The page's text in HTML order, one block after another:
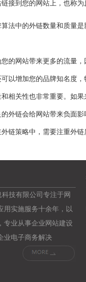
接到您的网站上，也称
法中的外链数量和质量
的网站带来更多的流量
以增加您的品牌知名度
相关性也非常重要。如
外链会给网站带来负面
链策略中，需要注重外
技有限公司专注于网
用实施服务十余年，以
专业从事企业网站建设
业电子商务解决